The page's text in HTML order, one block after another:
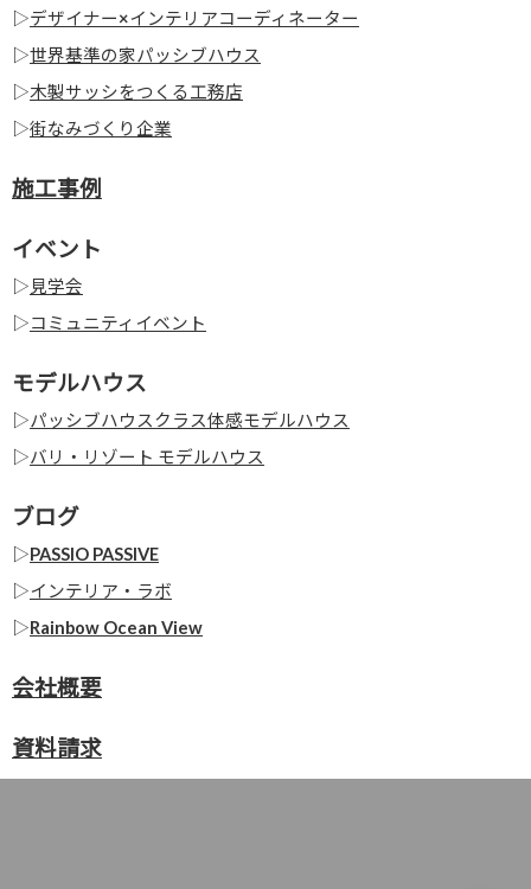
▷デザイナー×インテリアコーディネーター
▷世界基準の家パッシブハウス
▷木製サッシをつくる工務店
▷街なみづくり企業
施工事例
イベント
▷ 見学会
▷コミュニティイベント
モデルハウス
▷パッシブハウスクラス体感モデルハウス
▷バリ・リゾート モデルハウス
ブログ
▷PASSIO PASSIVE
▷インテリア・ラボ
▷Rainbow Ocean View
会社概要
資料請求